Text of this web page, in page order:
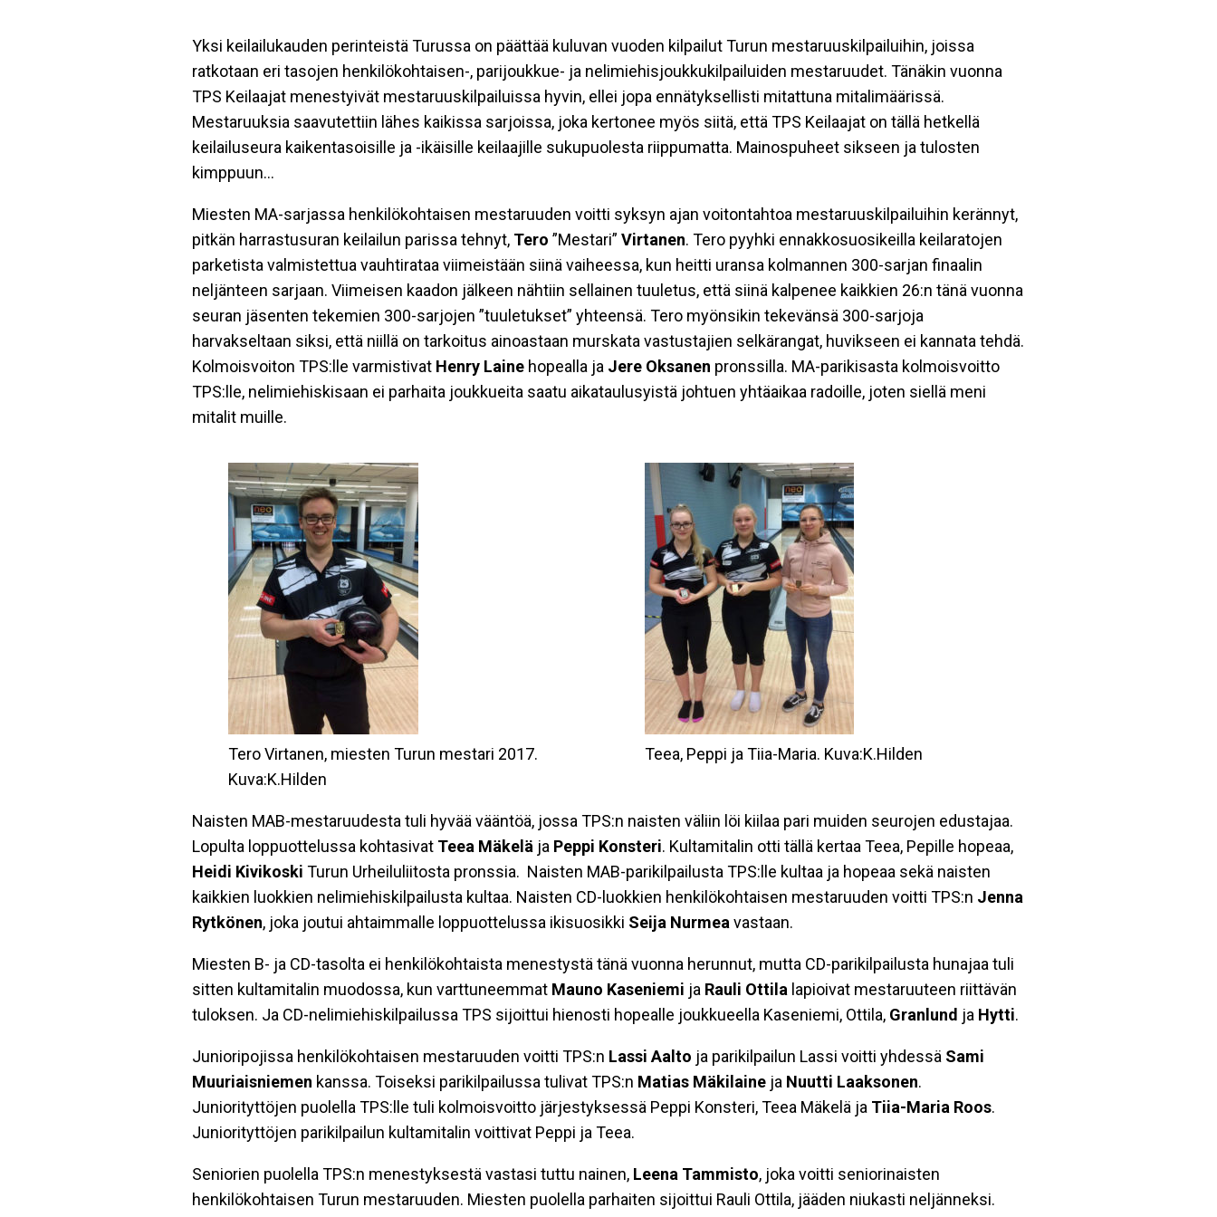
Yksi keilailukauden perinteistä Turussa on päättää kuluvan vuoden kilpailut Turun mestaruuskilpailuihin, joissa
ratkotaan eri tasojen henkilökohtaisen-, parijoukkue- ja nelimiehisjoukkukilpailuiden mestaruudet. Tänäkin vuonna
TPS Keilaajat menestyivät mestaruuskilpailuissa hyvin, ellei jopa ennätyksellisti mitattuna mitalimäärissä.
Mestaruuksia saavutettiin lähes kaikissa sarjoissa, joka kertonee myös siitä, että TPS Keilaajat on tällä hetkellä
keilailuseura kaikentasoisille ja -ikäisille keilaajille sukupuolesta riippumatta. Mainospuheet sikseen ja tulosten
kimppuun…
Miesten MA-sarjassa henkilökohtaisen mestaruuden voitti syksyn ajan voitontahtoa mestaruuskilpailuihin kerännyt,
pitkän harrastusuran keilailun parissa tehnyt, Tero ”Mestari” Virtanen. Tero pyyhki ennakkosuosikeilla keilaratojen
parketista valmistettua vauhtirataa viimeistään siinä vaiheessa, kun heitti uransa kolmannen 300-sarjan finaalin
neljänteen sarjaan. Viimeisen kaadon jälkeen nähtiin sellainen tuuletus, että siinä kalpenee kaikkien 26:n tänä vuonna
seuran jäsenten tekemien 300-sarjojen ”tuuletukset” yhteensä. Tero myönsikin tekevänsä 300-sarjoja
harvakseltaan siksi, että niillä on tarkoitus ainoastaan murskata vastustajien selkärangat, huvikseen ei kannata tehdä.
Kolmoisvoiton TPS:lle varmistivat Henry Laine hopealla ja Jere Oksanen pronssilla. MA-parikisasta kolmoisvoitto
TPS:lle, nelimiehiskisaan ei parhaita joukkueita saatu aikataulusyistä johtuen yhtäaikaa radoille, joten siellä meni
mitalit muille.
Tero Virtanen, miesten Turun mestari 2017.
Kuva:K.Hilden
Teea, Peppi ja Tiia-Maria. Kuva:K.Hilden
Naisten MAB-mestaruudesta tuli hyvää vääntöä, jossa TPS:n naisten väliin löi kiilaa pari muiden seurojen edustajaa.
Lopulta loppuottelussa kohtasivat Teea Mäkelä ja Peppi Konsteri. Kultamitalin otti tällä kertaa Teea, Pepille hopeaa,
Heidi Kivikoski Turun Urheiluliitosta pronssia. Naisten MAB-parikilpailusta TPS:lle kultaa ja hopeaa sekä naisten
kaikkien luokkien nelimiehiskilpailusta kultaa. Naisten CD-luokkien henkilökohtaisen mestaruuden voitti TPS:n Jenna
Rytkönen, joka joutui ahtaimmalle loppuottelussa ikisuosikki Seija Nurmea vastaan.
Miesten B- ja CD-tasolta ei henkilökohtaista menestystä tänä vuonna herunnut, mutta CD-parikilpailusta hunajaa tuli
sitten kultamitalin muodossa, kun varttuneemmat Mauno Kaseniemi ja Rauli Ottila lapioivat mestaruuteen riittävän
tuloksen. Ja CD-nelimiehiskilpailussa TPS sijoittui hienosti hopealle joukkueella Kaseniemi, Ottila, Granlund ja Hytti.
Junioripojissa henkilökohtaisen mestaruuden voitti TPS:n Lassi Aalto ja parikilpailun Lassi voitti yhdessä Sami
Muuriaisniemen kanssa. Toiseksi parikilpailussa tulivat TPS:n Matias Mäkilaine ja Nuutti Laaksonen.
Juniorityttöjen puolella TPS:lle tuli kolmoisvoitto järjestyksessä Peppi Konsteri, Teea Mäkelä ja Tiia-Maria Roos.
Juniorityttöjen parikilpailun kultamitalin voittivat Peppi ja Teea.
Seniorien puolella TPS:n menestyksestä vastasi tuttu nainen, Leena Tammisto, joka voitti seniorinaisten
henkilökohtaisen Turun mestaruuden. Miesten puolella parhaiten sijoittui Rauli Ottila, jääden niukasti neljänneksi.